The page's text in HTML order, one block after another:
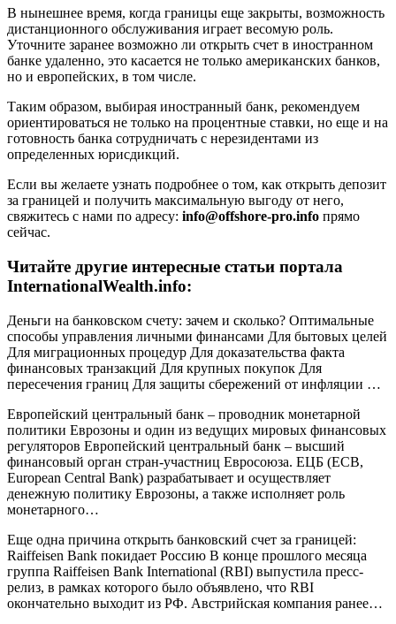
В нынешнее время, когда границы еще закрыты, возможность
дистанционного обслуживания играет весомую роль.
Уточните заранее возможно ли открыть счет в иностранном
банке удаленно, это касается не только американских банков,
но и европейских, в том числе.
Таким образом, выбирая иностранный банк, рекомендуем
ориентироваться не только на процентные ставки, но еще и на
готовность банка сотрудничать с нерезидентами из
определенных юрисдикций.
Если вы желаете узнать подробнее о том, как открыть депозит
за границей и получить максимальную выгоду от него,
свяжитесь с нами по адресу: info@offshore-pro.info прямо
сейчас.
Читайте другие интересные статьи портала
InternationalWealth.info:
Деньги на банковском счету: зачем и сколько? Оптимальные
способы управления личными финансами Для бытовых целей
Для миграционных процедур Для доказательства факта
финансовых транзакций Для крупных покупок Для
пересечения границ Для защиты сбережений от инфляции …
Европейский центральный банк – проводник монетарной
политики Еврозоны и один из ведущих мировых финансовых
регуляторов Европейский центральный банк – высший
финансовый орган стран-участниц Евросоюза. ЕЦБ (ECB,
European Central Bank) разрабатывает и осуществляет
денежную политику Еврозоны, а также исполняет роль
монетарного…
Еще одна причина открыть банковский счет за границей:
Raiffeisen Bank покидает Россию В конце прошлого месяца
группа Raiffeisen Bank International (RBI) выпустила пресс-
релиз, в рамках которого было объявлено, что RBI
окончательно выходит из РФ. Австрийская компания ранее…